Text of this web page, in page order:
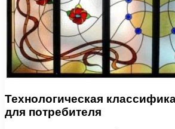
Технологическая
для потребителя